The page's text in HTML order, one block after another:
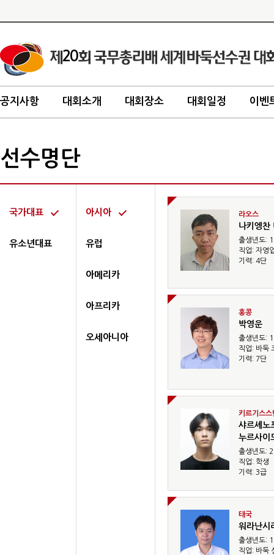
20
공지사항 대회소개 대회장소 대회일정 이벤
선수명단
국가대표
유소년대표
아시아
유럽
아메리카
아프리카
오세아니아
라오스
나키엥찬
출생년도:
직업: 자영
기력: 4단
홍콩
박영운
출생년도:
직업: 바둑
기력: 7단
키르기스스
샤르셰노
누르사이
출생년도:
직업: 학생
기력: 3급
태국
워라난시
출생년도:
직업: 바둑